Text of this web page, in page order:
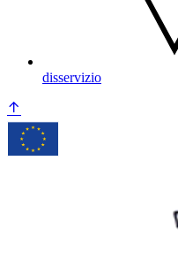
disservizio